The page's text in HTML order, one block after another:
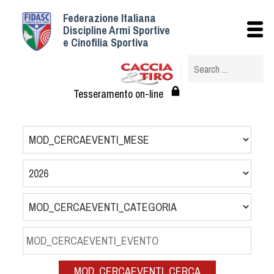
Federazione Italiana
Discipline Armi Sportive
e Cinofilia Sportiva
Tesseramento on-line
Istituzionale
Struttura
Albo Veterinari federali
Tesseramento e Affiliazioni
Statuto e Regolamenti
Federazione Trasparente
Assicurazione
Convenzioni
Società
Tesserati